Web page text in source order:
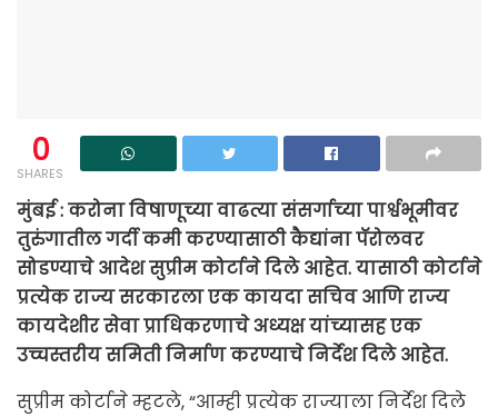
0
SHARES
मुंबई : करोना विषाणूच्या वाढत्या संसर्गाच्या पार्श्वभूमीवर
तुरुंगातील गर्दी कमी करण्यासाठी कैद्यांना पॅरोलवर
सोडण्याचे आदेश सुप्रीम कोर्टाने दिले आहेत. यासाठी कोर्टाने
प्रत्येक राज्य सरकारला एक कायदा सचिव आणि राज्य
कायदेशीर सेवा प्राधिकरणाचे अध्यक्ष यांच्यासह एक
उच्चस्तरीय समिती निर्माण करण्याचे निर्देश दिले आहेत.
सुप्रीम कोर्टाने म्हटले, “आम्ही प्रत्येक राज्याला निर्देश दिले